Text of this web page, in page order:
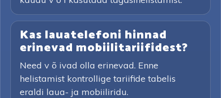
Kas lauatelefoni hinnad
erinevad mobiilitariifidest?
Need v õ ivad olla erinevad. Enne
helistamist kontrollige tariifide tabelis
eraldi laua- ja mobiiliridu.